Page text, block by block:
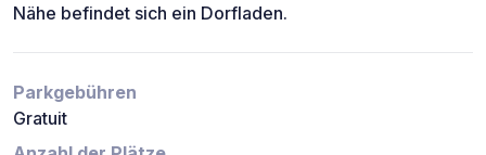
Nähe befindet sich ein Dorfladen.
Parkgebühren
Gratuit